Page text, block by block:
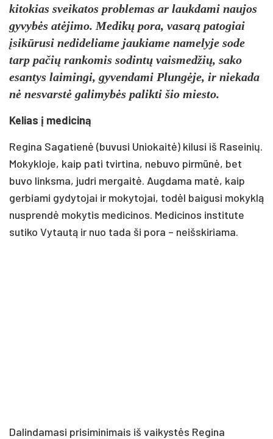
kitokias sveikatos problemas ar laukdami naujos
gyvybės atėjimo. Medikų pora, vasarą patogiai
įsikūrusi nedideliame jaukiame namelyje sode
tarp pačių rankomis sodintų vaismedžių, sako
esantys laimingi, gyvendami Plungėje, ir niekada
nė nesvarstė galimybės palikti šio miesto.
Kelias į mediciną
Regina Sagatienė (buvusi Uniokaitė) kilusi iš Raseinių.
Mokykloje, kaip pati tvirtina, nebuvo pirmūnė, bet
buvo linksma, judri mergaitė. Augdama matė, kaip
gerbiami gydytojai ir mokytojai, todėl baigusi mokyklą
nusprendė mokytis medicinos. Medicinos institute
sutiko Vytautą ir nuo tada ši pora – neišskiriama.
Dalindamasi prisiminimais iš vaikystės Regina